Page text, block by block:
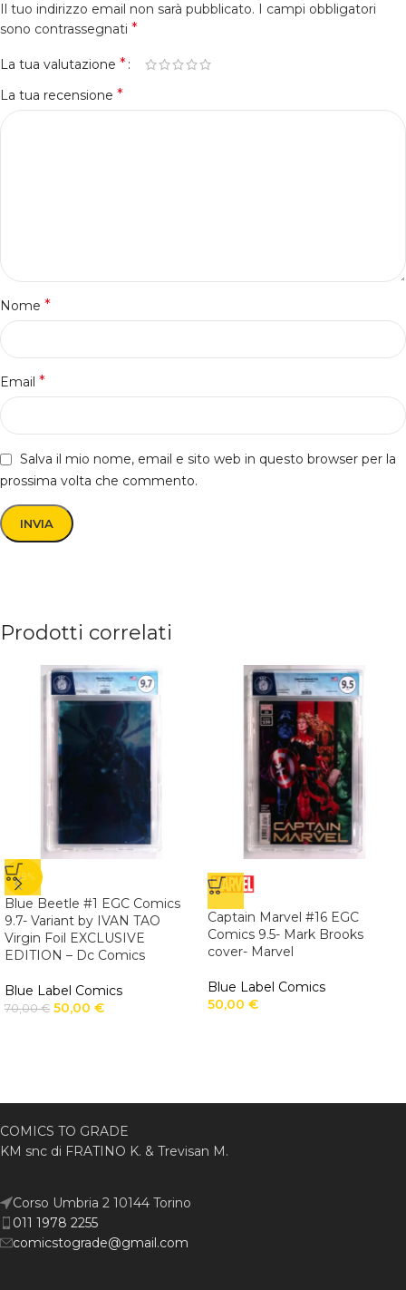
Il tuo indirizzo email non sarà pubblicato. I campi obbligatori
sono contrassegnati *
La tua valutazione *
La tua recensione *
Nome *
Email *
Salva il mio nome, email e sito web in questo browser per la
prossima volta che commento.
Prodotti correlati
-29%
Blue Beetle #1 EGC Comics
9.7- Variant by IVAN TAO
Virgin Foil EXCLUSIVE
EDITION – Dc Comics
Blue Label Comics
70,00€ 50,00 €
Captain Marvel #16 EGC
Comics 9.5- Mark Brooks
cover- Marvel
Blue Label Comics
50,00 €
COMICS TO GRADE
KM snc di FRATINO K. & Trevisan M.
Corso Umbria 2 10144 Torino
011 1978 2255
comicstograde@gmail.com